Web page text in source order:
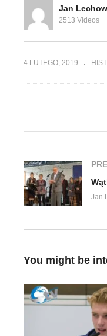
Jan
2513 Videos
4 LUTEGO, 2019
Jan
You might be